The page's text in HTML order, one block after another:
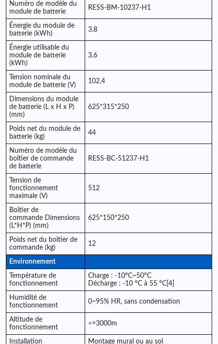
Numéro de modèle du
module de batterie
RESS-BM-10237-H1
Énergie du module de
batterie (kWh)
3.8
Énergie utilisable du
module de batterie
(kWh)
3.6
Tension nominale du
module de batterie (V)
102,4
Dimensions du module
de batterie (L x H x P)
(mm)
625*315*250
Poids net du module de
batterie (kg)
44
Numéro de modèle du
boîtier de commande
de batterie
RESS-BC-51237-H1
Tension de
fonctionnement
maximale (V)
512
Boîtier de
commande Dimensions
(L*H*P) (mm)
625*150*250
Poids net du boîtier de
commande (kg)
12
Environnement
Température de
fonctionnement
Charge : -10°C~50°C
Décharge : -10 °C à 55 °C[4]
Humidité de
fonctionnement
0~95% HR, sans condensation
Altitude de
fonctionnement
<=3000m
Installation Montage mural ou au sol